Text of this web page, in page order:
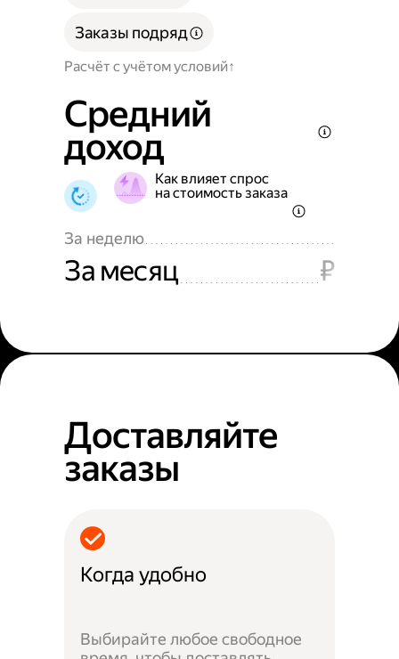
Расчёт с учётом условий
Заказы подряд
Средний
доход
Как влияет спрос
на стоимость заказа
За неделю
За месяц ₽
Доставляйте
заказы
Когда удобно
Выбирайте любое свободное